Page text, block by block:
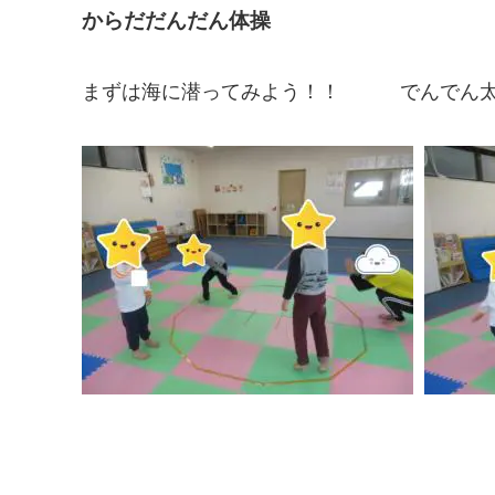
からだだんだん体操
まずは海に潜ってみよう！！ でんでん